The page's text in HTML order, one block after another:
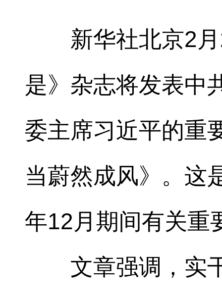
新华社北京2
是》杂志将发表中
委主席习近平的重
当蔚然成风》。这
年12月期间有关重
文章强调，实干